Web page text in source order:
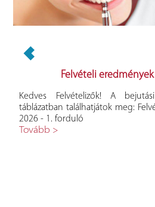
Kedves Felvételizők! A
táblázatban találhatjátok meg:
2026 - 1. forduló
Tovább >
Felvételi